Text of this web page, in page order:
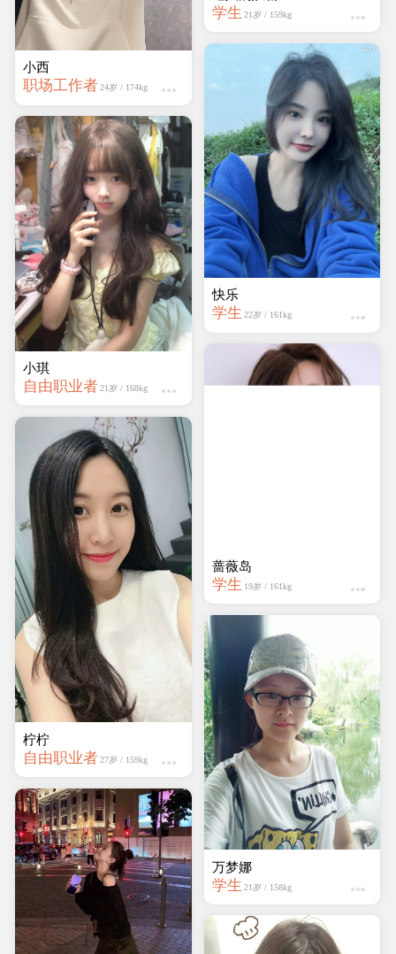
小西
职场工作者 24岁 / 174kg
小琪
自由职业者 21岁 / 168kg
柠柠
自由职业者 27岁 / 159kg
万梦娜
学生
邵Shao
学生25岁 / 159kg